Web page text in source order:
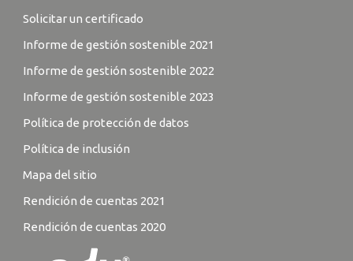
Solicitar un certificado
Informe de gestión sostenible 2021
Informe de gestión sostenible 2022
Informe de gestión sostenible 2023
Política de protección de datos
Política de inclusión
Mapa del sitio
Rendición de cuentas 2021
Rendición de cuentas 2020